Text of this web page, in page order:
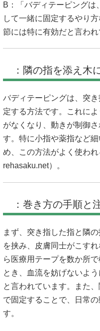
B：「バディテーピングは
して一緒に固定するやり
節には特に有効だと言われ
：隣の指を添え木
バディテーピングは、突
定する方法です。これに
がなくなり、動きが制御
す。特に小指や薬指など
め、この方法がよく使わ
rehasaku.net）。
：巻き方の手順と
まず、突き指した指と隣
を挟み、皮膚同士がこす
ら医療用テープを数か所
とき、血流を妨げないよ
と言われています。また
で固定することで、日常
す。